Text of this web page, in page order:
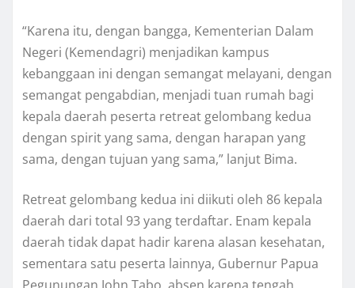
“Karena itu, dengan bangga, Kementerian Dalam
Negeri (Kemendagri) menjadikan kampus
kebanggaan ini dengan semangat melayani, dengan
semangat pengabdian, menjadi tuan rumah bagi
kepala daerah peserta retreat gelombang kedua
dengan spirit yang sama, dengan harapan yang
sama, dengan tujuan yang sama,” lanjut Bima.
Retreat gelombang kedua ini diikuti oleh 86 kepala
daerah dari total 93 yang terdaftar. Enam kepala
daerah tidak dapat hadir karena alasan kesehatan,
sementara satu peserta lainnya, Gubernur Papua